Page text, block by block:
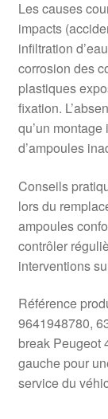
Les causes
impacts
infiltration
corrosion des
plastiques
fixation.
qu’un montage
d’ampoules
Conseils
lors du
ampoules
contrôler
interventions
Référence
9641948780,
break Peugeot
gauche pour
service du